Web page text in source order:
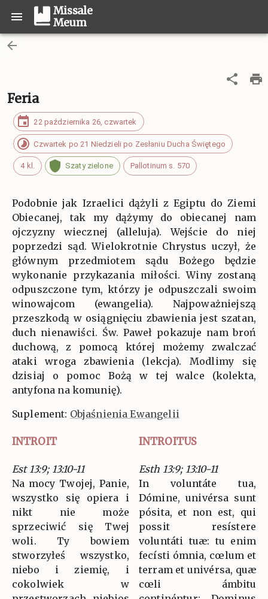
Missale
Meum
Feria
22 października 26, czwartek
Czwartek po 21 Niedzieli po Zesłaniu Ducha Świętego
4 kl. Szaty zielone Pallotinum s. 570
Podobnie jak Izraelici dążyli z Egiptu do Ziemi
Obiecanej, tak my dążymy do obiecanej nam
ojczyzny wiecznej (alleluja). Wejście do niej
poprzedzi sąd. Wielokrotnie Chrystus uczył, że
głównym przedmiotem sądu Bożego będzie
wykonanie przykazania miłości. Winy zostaną
odpuszczone tym, którzy je odpuszczali swoim
winowajcom (ewangelia). Najpoważniejszą
przeszkodą w osiągnięciu zbawienia jest szatan,
duch nienawiści. Św. Paweł pokazuje nam broń
duchową, z pomocą której możemy zwalczać
ataki wroga zbawienia (lekcja). Modlimy się
dzisiaj o pomoc Bożą w tej walce (kolekta,
antyfona na komunię).
Suplement: Objaśnienia Ewangelii
INTROIT INTROITUS
Est 13:9; 13:10-11
Na mocy Twojej, Panie,
wszystko się opiera i
nikt nie może
sprzeciwić się Twej
woli. Ty bowiem
stworzyłeś wszystko,
niebo i ziemię, i
cokolwiek w
Esth 13:9; 13:10-11
In voluntáte tua,
Dómine, univérsa sunt
pósita, et non est, qui
possit resístere
voluntáti tuæ: tu enim
fecísti ómnia, cœlum et
terram et univérsa, quæ
cœli ámbitu